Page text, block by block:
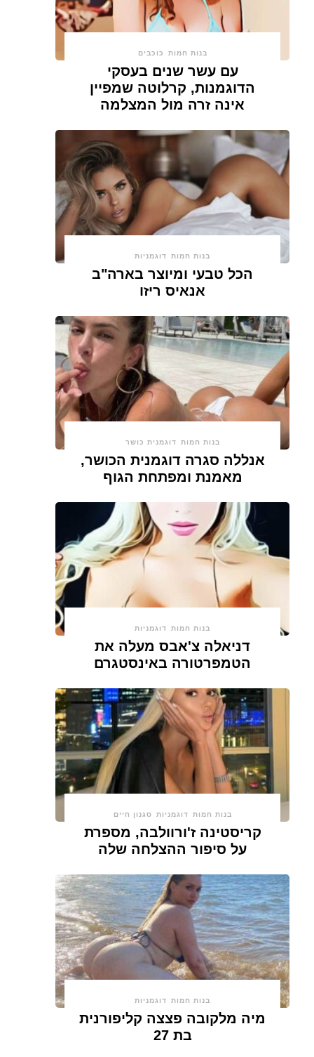
בנות חמות כוכבים
עם עשר שנים בעסקי
הדוגמנות, קרלוטה שמפיין
אינה זרה מול המצלמה
בנות חמות דוגמניות
הכל טבעי ומיוצר בארה"ב
אנאיס ריזו
בנות חמות דוגמנית כושר
אנללה סגרה דוגמנית הכושר,
מאמנת ומפתחת הגוף
בנות חמות דוגמניות
דניאלה צ'אבס מעלה את
הטמפרטורה באינסטגרם
בנות חמות דוגמניות סגנון חיים
קריסטינה ז'ורוולבה, מספרת
על סיפור ההצלחה שלה
בנות חמות דוגמניות
מיה מלקובה פצצה קליפורנית
בת 27